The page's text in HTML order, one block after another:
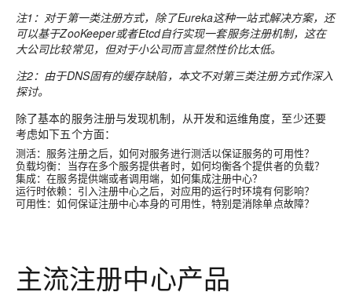
注1：对于第一类注册方式，除了Eureka这种一站式解决方案，还
可以基于ZooKeeper或者Etcd自行实现一套服务注册机制，这在
大公司比较常见，但对于小公司而言显然性价比太低。
注2：由于DNS固有的缓存缺陷，本文不对第三类注册方式作深入
探讨。
除了基本的服务注册与发现机制，从开发和运维角度，至少还要
考虑如下五个方面：
测活：服务注册之后，如何对服务进行测活以保证服务的可用性？
负载均衡：当存在多个服务提供者时，如何均衡各个提供者的负载？
集成：在服务提供端或者调用端，如何集成注册中心？
运行时依赖：引入注册中心之后，对应用的运行时环境有何影响？
可用性：如何保证注册中心本身的可用性，特别是消除单点故障？
主流注册中心产品